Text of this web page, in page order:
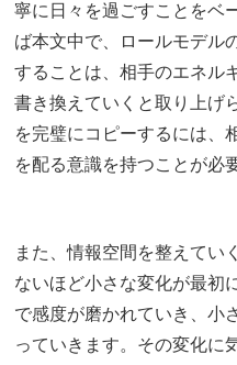
寧に日々を過ごすことをベ
ば本文中で、ロールモデル
することは、相手のエネル
書き換えていくと取り上げ
を完璧にコピーするには、
を配る意識を持つことが必
また、情報空間を整えてい
ないほど小さな変化が最初
で感度が磨かれていき、小
っていきます。その変化に